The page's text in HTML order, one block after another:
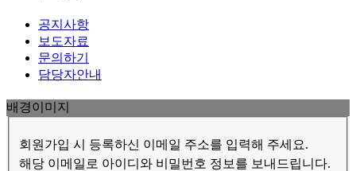
공지사항
보도자료
문의하기
담당자안내
배경이미지
회원가입 시 등록하신 이메일 주소를 입력해 주세요.
해당 이메일로 아이디와 비밀번호 정보를 보내드립니다.